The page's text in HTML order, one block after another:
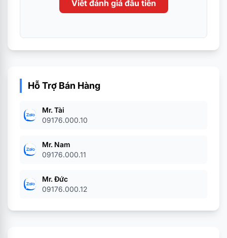
Viết đánh giá đầu tiên
Hỗ Trợ Bán Hàng
Mr. Tài
09176.000.10
Mr. Nam
09176.000.11
Mr. Đức
09176.000.12